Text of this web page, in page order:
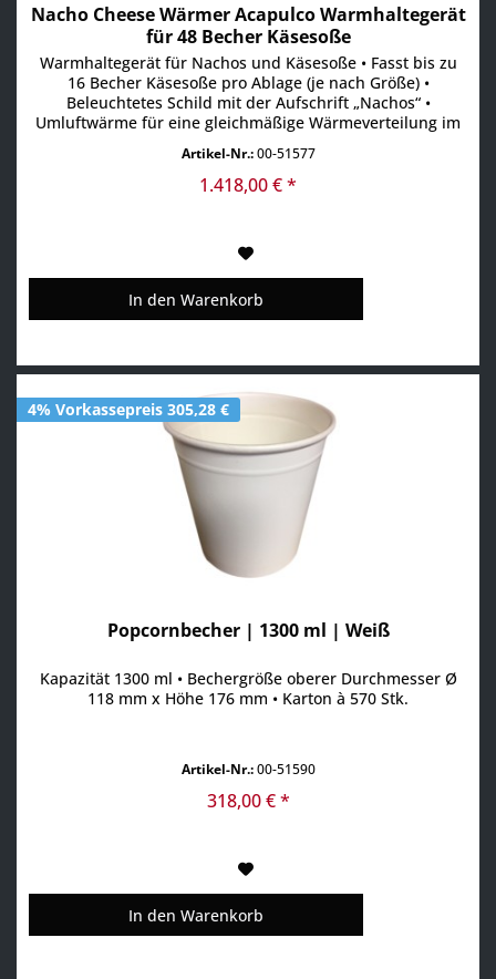
Nacho Cheese Wärmer Acapulco Warmhaltegerät
für 48 Becher Käsesoße
Warmhaltegerät für Nachos und Käsesoße • Fasst bis zu
16 Becher Käsesoße pro Ablage (je nach Größe) •
Beleuchtetes Schild mit der Aufschrift „Nachos“ •
Umluftwärme für eine gleichmäßige Wärmeverteilung im
4 Einschübe für die Böden mit 98 mm Abstand zueinander
• Edelstahl • Scheiben aus gehärtetem Glas
Artikel-Nr.:00-51577
1.418,00 € *
In den Warenkorb
4% Vorkassepreis 305,28 €
Popcornbecher | 1300 ml | Weiß
Kapazität 1300 ml • Bechergröße oberer Durchmesser Ø
118 mm x Höhe 176 mm • Karton à 570 Stk.
Artikel-Nr.:00-51590
318,00 € *
In den Warenkorb